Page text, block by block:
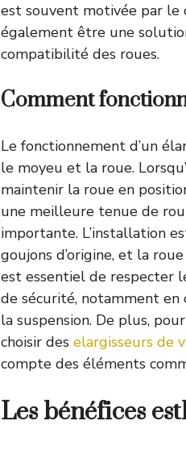
est souvent motivée par le
également être une
compatibilité des roues.
Comment
Le fonctionnement d’un
le moyeu et la roue.
maintenir la roue en
une meilleure tenue de
importante. L’installation
goujons d’origine, et la
est essentiel de respecter
de sécurité, notamment
la suspension. De plus,
choisir des elargisseurs de
compte des éléments
Les bénéfices